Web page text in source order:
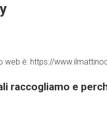
web è: https://
raccogliamo e